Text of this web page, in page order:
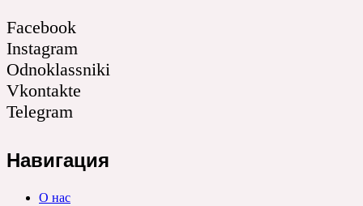
Facebook
Instagram
Odnoklassniki
Vkontakte
Telegram
Навигация
О нас